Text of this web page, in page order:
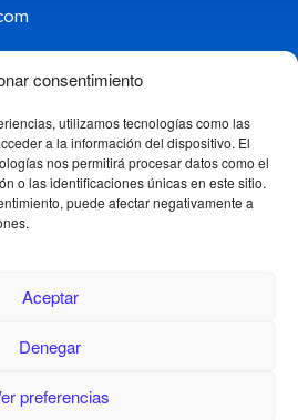
consentimiento
utilizamos tecnologías como las
a la información del dispositivo. El
nos permitirá procesar datos como el
o las identificaciones únicas en este sitio.
puede afectar negativamente a
Aceptar
Denegar
preferencias
S.L. Todos los derechos